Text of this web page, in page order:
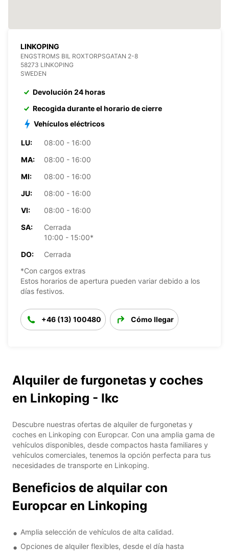
LINKOPING
ENGSTROMS BIL ROXTORPSGATAN 2-8
58273 LINKOPING
SWEDEN
Devolución 24 horas
Recogida durante el horario de cierre
Vehículos eléctricos
LU:
08:00 - 16:00
MA:
08:00 - 16:00
MI:
08:00 - 16:00
JU:
08:00 - 16:00
VI:
08:00 - 16:00
SA:
Cerrada
10:00 - 15:00*
DO:
Cerrada
*Con cargos extras
Estos horarios de apertura pueden variar debido a los
días festivos.
+46 (13) 100480 Cómo llegar
Alquiler de furgonetas y coches
en Linkoping - Ikc
Descubre nuestras ofertas de alquiler de furgonetas y
coches en Linkoping con Europcar. Con una amplia gama de
vehículos disponibles, desde compactos hasta familiares y
vehículos comerciales, tenemos la opción perfecta para tus
necesidades de transporte en Linkoping.
Beneficios de alquilar con
Europcar en Linkoping
Amplia selección de vehículos de alta calidad.
Opciones de alquiler flexibles, desde el día hasta